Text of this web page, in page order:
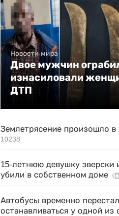
Новости мира
Двое мужчин
изнасиловали
ДТП
Землетрясение произошло в
10238
15-летнюю девушку зверски
убили в собственном доме
Автобусы временно
останавливаться у одной из